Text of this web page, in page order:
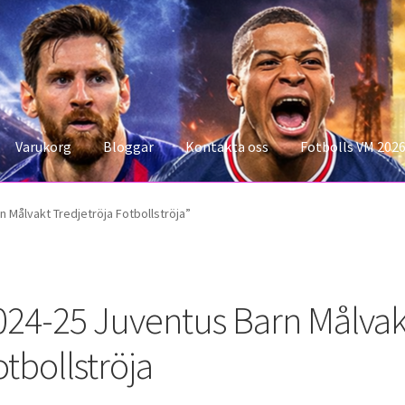
Varukorg Bloggar Kontakta oss Fotbolls VM 2026
Storleksguiden Varukorg
Målvakt Tredjetröja Fotbollströja”
25 Juventus Barn